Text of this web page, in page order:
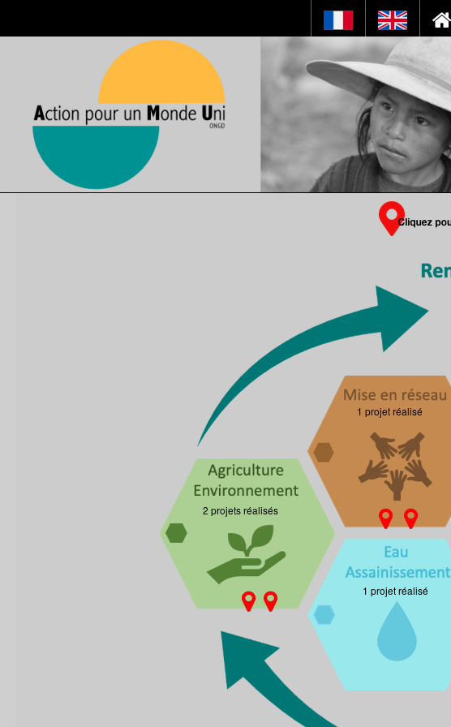
1 projet réalisé
1 projet réalisé
2 projets réalisés